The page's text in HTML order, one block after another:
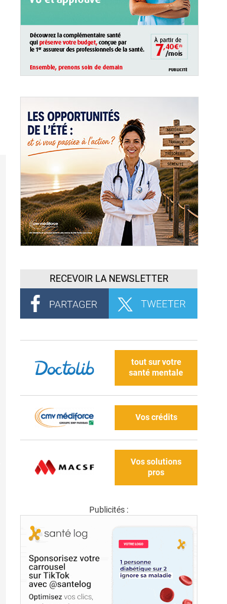
RECEVOIR LA NEWSLETTER
tout sur votre
santé mentale
Vos crédits
Vos solutions
pros
Publicités :